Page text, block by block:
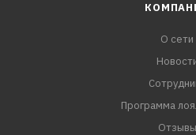
О сети
Программа
Отзывы